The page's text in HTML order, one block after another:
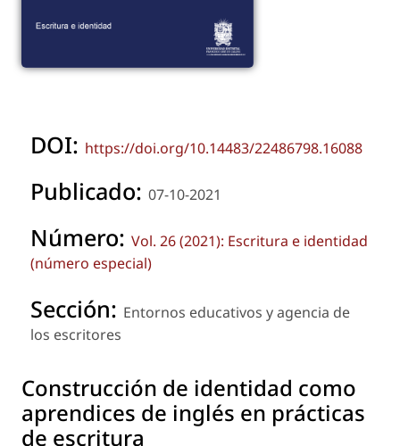
DOI: https://doi.org/10.14483/22486798.16088
Publicado: 07-10-2021
Número: Vol. 26 (2021): Escritura e identidad
(número especial)
Sección: Entornos educativos y agencia de
los escritores
Construcción de identidad como
aprendices de inglés en prácticas
de escritura